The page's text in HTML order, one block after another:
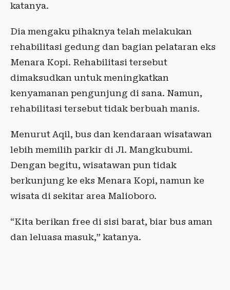
katanya.
Dia mengaku pihaknya telah melakukan
rehabilitasi gedung dan bagian pelataran eks
Menara Kopi. Rehabilitasi tersebut
dimaksudkan untuk meningkatkan
kenyamanan pengunjung di sana. Namun,
rehabilitasi tersebut tidak berbuah manis.
Menurut Aqil, bus dan kendaraan wisatawan
lebih memilih parkir di Jl. Mangkubumi.
Dengan begitu, wisatawan pun tidak
berkunjung ke eks Menara Kopi, namun ke
wisata di sekitar area Malioboro.
“Kita berikan free di sisi barat, biar bus aman
dan leluasa masuk,” katanya.